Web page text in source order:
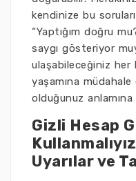
kendinize bu
“Yaptığım doğru
saygı gösteriyor
ulaşabileceğiniz her
yaşamına
olduğunuz anlamına
Gizli Hesap
Uyarılar ve